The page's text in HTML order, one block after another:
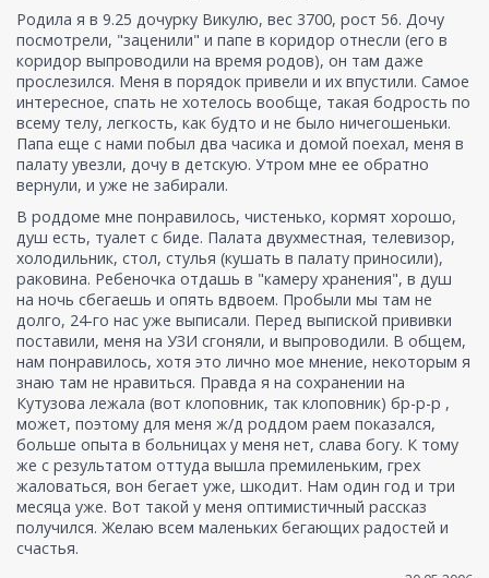
Родила я в 9.25 дочурку Викулю, вес 3700, рост 56. Дочу
посмотрели, "заценили" и папе в коридор отнесли (его в
коридор выпроводили на время родов), он там даже
прослезился. Меня в порядок привели и их впустили. Самое
интересное, спать не хотелось вообще, такая бодрость по
всему телу, легкость, как будто и не было ничегошеньки.
Папа еще с нами побыл два часика и домой поехал, меня в
палату увезли, дочу в детскую. Утром мне ее обратно
вернули, и уже не забирали.
В роддоме мне понравилось, чистенько, кормят хорошо,
душ есть, туалет с биде. Палата двухместная, телевизор,
холодильник, стол, стулья (кушать в палату приносили),
раковина. Ребеночка отдашь в "камеру хранения", в душ
на ночь сбегаешь и опять вдвоем. Пробыли мы там не
долго, 24-го нас уже выписали. Перед выпиской прививки
поставили, меня на УЗИ сгоняли, и выпроводили. В общем,
нам понравилось, хотя это лично мое мнение, некоторым я
знаю там не нравиться. Правда я на сохранении на
Кутузова лежала (вот клоповник, так клоповник) бр-р-р ,
может, поэтому для меня ж/д роддом раем показался,
больше опыта в больницах у меня нет, слава богу. К тому
же с результатом оттуда вышла премиленьким, грех
жаловаться, вон бегает уже, шкодит. Нам один год и три
месяца уже. Вот такой у меня оптимистичный рассказ
получился. Желаю всем маленьких бегающих радостей и
счастья.